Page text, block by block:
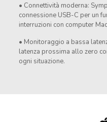
• Connettività moderna:
connessione USB-C per un
interruzioni con computer
• Monitoraggio a bassa
latenza prossima allo zero
ogni situazione.